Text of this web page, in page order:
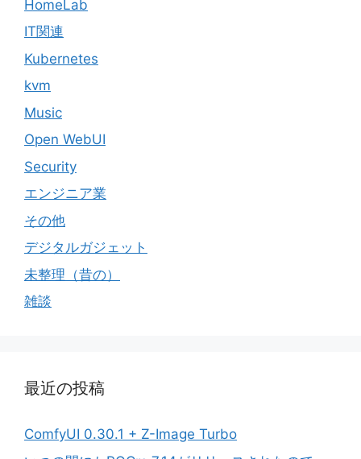
HomeLab
IT関連
Kubernetes
kvm
Music
Open WebUI
Security
エンジニア業
その他
デジタルガジェット
未整理（昔の）
雑談
最近の投稿
ComfyUI 0.30.1 + Z-Image Turbo